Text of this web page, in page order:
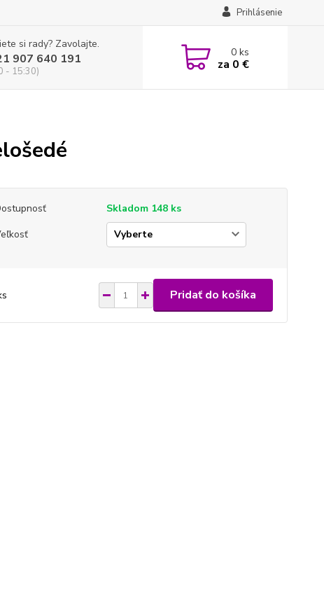
Prihlásenie
si rady? Zavolajte.
907 640 191
- 15:30)
0ks
za 0 €
Skladom 148 ks
Pridať do košíka